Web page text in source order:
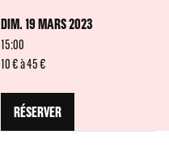
DIM. 19 MARS 2023
15:00
10 € à 45 €
RÉSERVER